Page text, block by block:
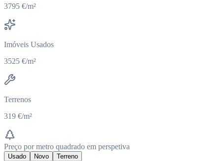
3795 €/m²
Imóveis Usados
3525 €/m²
Terrenos
319 €/m²
Preço por metro quadrado em perspetiva
Usado Novo Terreno